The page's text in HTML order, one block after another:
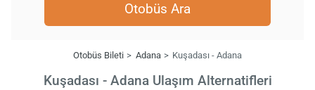
Otobüs Ara
Otobüs Bileti Adana Kuşadası - Adana
Kuşadası - Adana Ulaşım Alternatifleri